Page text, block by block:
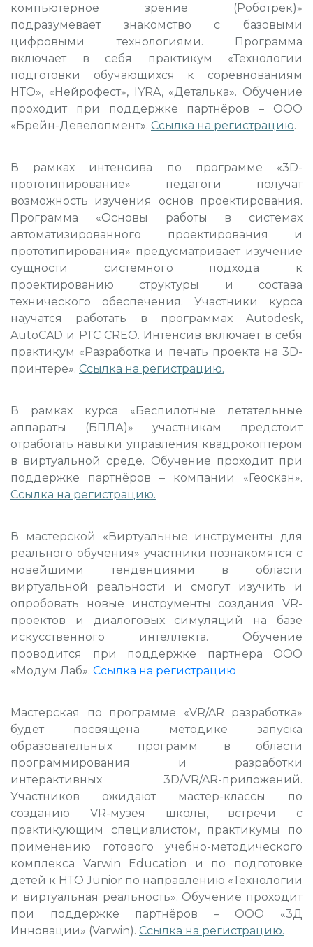
компьютерное зрение (Роботрек)»
подразумевает знакомство с базовыми
цифровыми технологиями. Программа
включает в себя практикум «Технологии
подготовки обучающихся к соревнованиям
НТО», «Нейрофест», IYRA, «Деталька». Обучение
проходит при поддержке партнёров – ООО
«Брейн-Девелопмент». Ссылка на регистрацию.
В рамках интенсива по программе «3D-
прототипирование» педагоги получат
возможность изучения основ проектирования.
Программа «Основы работы в системах
автоматизированного проектирования и
прототипирования» предусматривает изучение
сущности системного подхода к
проектированию структуры и состава
технического обеспечения. Участники курса
научатся работать в программах Autodesk,
AutoCAD и РТС CREO. Интенсив включает в себя
практикум «Разработка и печать проекта на 3D-
принтере». Ссылка на регистрацию.
В рамках курса «Беспилотные летательные
аппараты (БПЛА)» участникам предстоит
отработать навыки управления квадрокоптером
в виртуальной среде. Обучение проходит при
поддержке партнёров – компании «Геоскан».
Ссылка на регистрацию.
В мастерской «Виртуальные инструменты для
реального обучения» участники познакомятся с
новейшими тенденциями в области
виртуальной реальности и смогут изучить и
опробовать новые инструменты создания VR-
проектов и диалоговых симуляций на базе
искусственного интеллекта. Обучение
проводится при поддержке партнера ООО
«Модум Лаб». Ссылка на регистрацию
Мастерская по программе «VR/AR разработка»
будет посвящена методике запуска
образовательных программ в области
программирования и разработки
интерактивных 3D/VR/AR-приложений.
Участников ожидают мастер-классы по
созданию VR-музея школы, встречи с
практикующим специалистом, практикумы по
применению готового учебно-методического
комплекса Varwin Education и по подготовке
детей к НТО Junior по направлению «Технологии
и виртуальная реальность». Обучение проходит
при поддержке партнёров – ООО «3Д
Инновации» (Varwin). Ссылка на регистрацию.